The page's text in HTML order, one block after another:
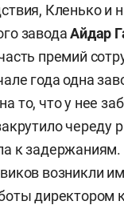
Кленько и
заводаАйдар
премий
года одна
то, что у нее
череду
к
возникли
директором